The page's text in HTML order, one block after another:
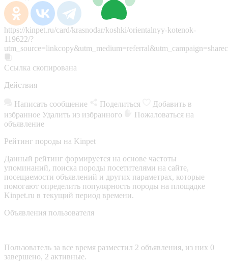
https://kinpet.ru/card/krasnodar/koshki/orientalnyy-kotenok-
119622/?
Ссылка скопирована
Действия
Написать сообщение Поделиться
Добавить в
избранное Удалить из избранного
Пожаловаться на
объявление
Рейтинг породы на Kinpet
Данный рейтинг формируется на основе частоты
упоминаний, поиска породы посетителями на сайте,
посещаемости объявлений и других параметрах, которые
помогают определить популярность породы на площадке
Kinpet.ru в текущий период времени.
Объявления пользователя
Пользователь за все время разместил 2 объявления, из них 0
завершено, 2 активные.